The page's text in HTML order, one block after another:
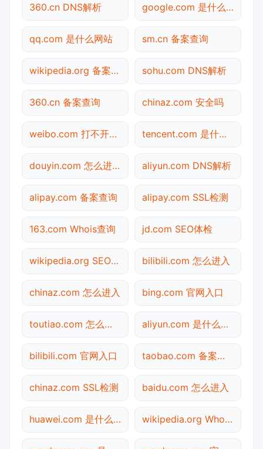
360.cn DNS解析 google.com 是什么网站
qq.com 是什么网站 sm.cn 备案查询
wikipedia.org 备案查询 sohu.com DNS解析
360.cn 备案查询 chinaz.com 安全吗
weibo.com 打不开检测 tencent.com 是什么网站
douyin.com 怎么进入 aliyun.com DNS解析
alipay.com 备案查询 alipay.com SSL检测
163.com Whois查询 jd.com SEO体检
wikipedia.org SEO体检 bilibili.com 怎么进入
chinaz.com 怎么进入 bing.com 官网入口
toutiao.com 怎么进入 aliyun.com 是什么网站
bilibili.com 官网入口 taobao.com 备案查询
chinaz.com SSL检测 baidu.com 怎么进入
huawei.com 是什么网站 wikipedia.org Whois查询